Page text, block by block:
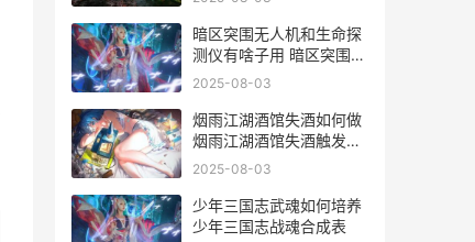
暗区突围无人机和生命探
测仪有啥子用 暗区突围无
人机玩法
2025-08-03
烟雨江湖酒馆失酒如何做
烟雨江湖酒馆失酒触发不
了
2025-08-03
少年三国志武魂如何培养
少年三国志战魂合成表